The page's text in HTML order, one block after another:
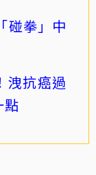
碰拳」中
洩抗癌過
點